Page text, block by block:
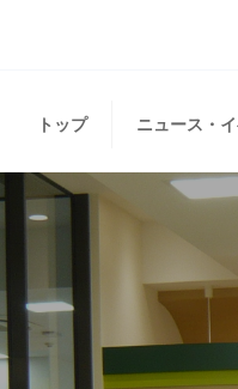
トップ ニュース・